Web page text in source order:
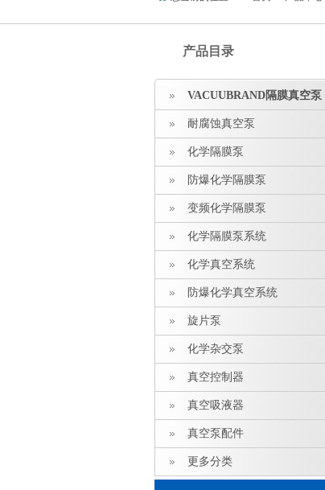
产品目录
VACUUBRAND隔膜真空泵
耐腐蚀真空泵
化学隔膜泵
防爆化学隔膜泵
变频化学隔膜泵
化学隔膜泵系统
化学真空系统
防爆化学真空系统
旋片泵
化学杂交泵
真空控制器
真空吸液器
真空泵配件
更多分类